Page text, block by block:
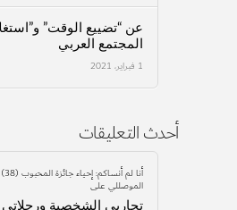
عن “تضييع الوقت”
المجتمع العربي
1 فبراير، 2021
أحدث التعليقات
الموصللي على